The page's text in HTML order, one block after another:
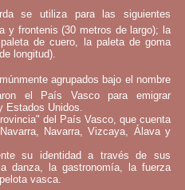
se utiliza para las siguientes
y frontenis (30 metros de largo); la
de cuero, la paleta de goma
longitud).
agrupados bajo el nombre
el País Vasco para emigrar
Estados Unidos.
del País Vasco, que cuenta
Navarra, Vizcaya, Álava y
su identidad a través de sus
danza, la gastronomía, la fuerza
vasca.